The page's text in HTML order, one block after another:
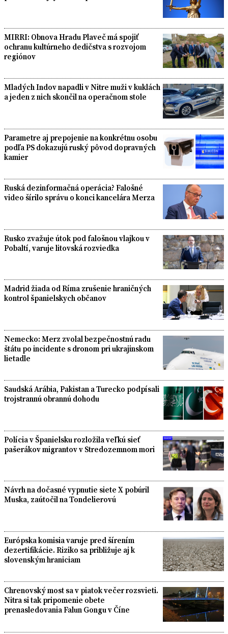
MIRRI: Obnova Hradu Plaveč má spojiť
ochranu kultúrneho dedičstva s rozvojom
regiónov
Mladých Indov napadli v Nitre muži v kuklách
a jeden z nich skončil na operačnom stole
Parametre aj prepojenie na konkrétnu osobu
podľa PS dokazujú ruský pôvod dopravných
kamier
Ruská dezinformačná operácia? Falošné
video šírilo správu o konci kancelára Merza
Rusko zvažuje útok pod falošnou vlajkou v
Pobaltí, varuje litovská rozviedka
Madrid žiada od Ríma zrušenie hraničných
kontrol španielskych občanov
Nemecko: Merz zvolal bezpečnostnú radu
štátu po incidente s dronom pri ukrajinskom
lietadle
Saudská Arábia, Pakistan a Turecko podpísali
trojstrannú obrannú dohodu
Polícia v Španielsku rozložila veľkú sieť
pašerákov migrantov v Stredozemnom mori
Návrh na dočasné vypnutie siete X pobúril
Muska, zaútočil na Tondelierovú
Európska komisia varuje pred šírením
dezertifikácie. Riziko sa približuje aj k
slovenským hraniciam
Chrenovský most sa v piatok večer rozsvieti.
Nitra si tak pripomenie obete
prenasledovania Falun Gongu v Číne